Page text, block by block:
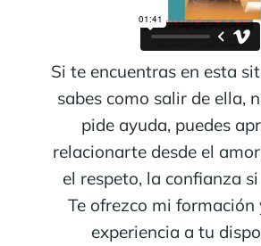
Si te encuentras en esta
sabes como salir de ella,
pide ayuda, puedes
relacionarte desde el
el respeto, la confianza
Te ofrezco mi
experiencia a tu